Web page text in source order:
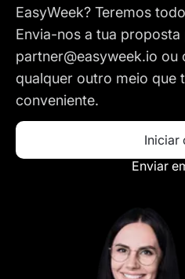
EasyWeek? Teremos
Envia-nos a tua proposta
partner@easyweek.io ou
qualquer outro meio que
conveniente.
Iniciar
Enviar